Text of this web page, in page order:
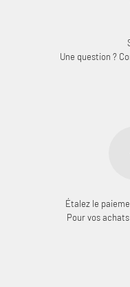
Une question ?
Étalez le
Pour vos